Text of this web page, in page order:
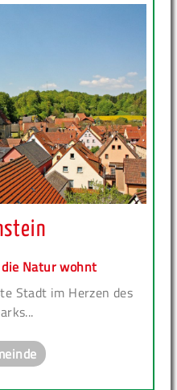
Natur wohnt
Stadt im Herzen des